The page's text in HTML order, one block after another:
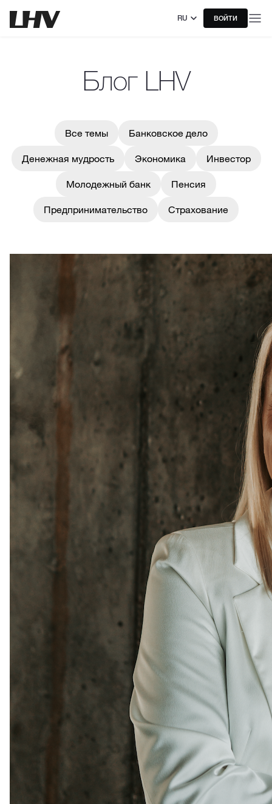
RU ВОЙТИ
Блог LHV
Все темы Банковское дело
Денежная мудрость Экономика Инвестор
Молодежный банк Пенсия
Предпринимательство Страхование